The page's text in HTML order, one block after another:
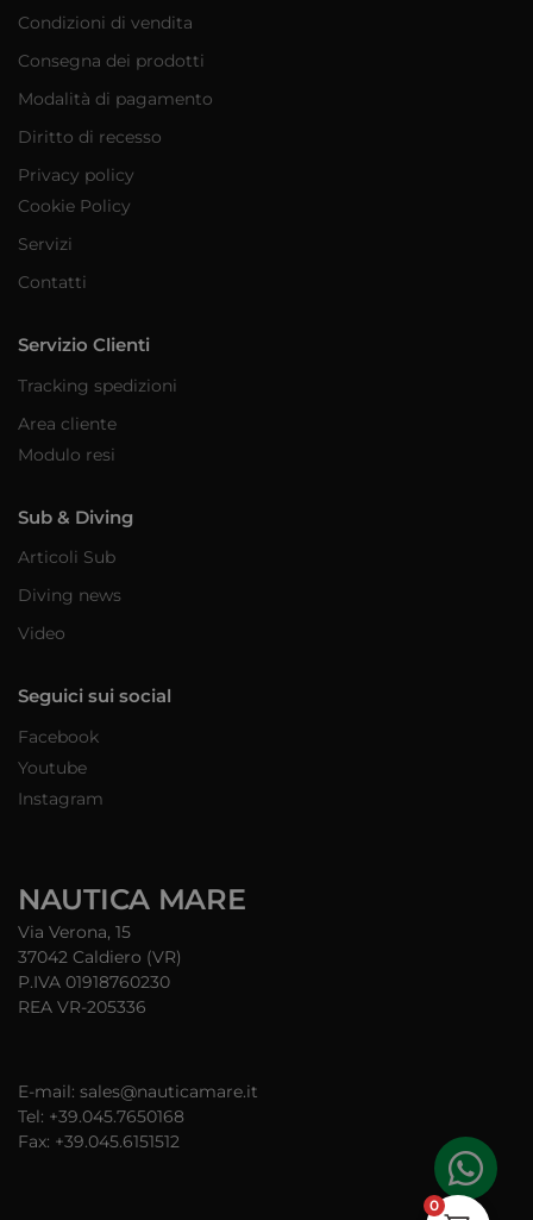
Condizioni di vendita
Consegna dei prodotti
Modalità di pagamento
Diritto di recesso
Privacy policy
Cookie Policy
Servizi
Contatti
Servizio Clienti
Tracking spedizioni
Area cliente
Modulo resi
Sub & Diving
Articoli Sub
Diving news
Video
Seguici sui social
Facebook
Youtube
Instagram
NAUTICA MARE
Via Verona, 15
37042 Caldiero (VR)
P.IVA 01918760230
REA VR-205336
E-mail: sales@nauticamare.it
Tel: +39.045.7650168
Fax: +39.045.6151512
0